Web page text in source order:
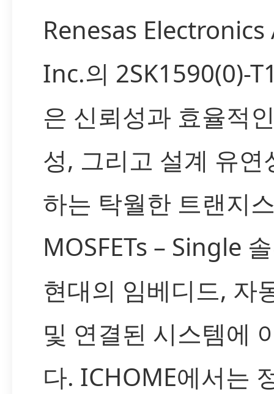
Renesas
Inc.의 2SK1590(0)-
은 신뢰성과 효율적
성, 그리고 설계 유연
하는 탁월한 트랜지
MOSFETs – Single
현대의 임베디드, 자
및 연결된 시스템에
다. ICHOME에서는